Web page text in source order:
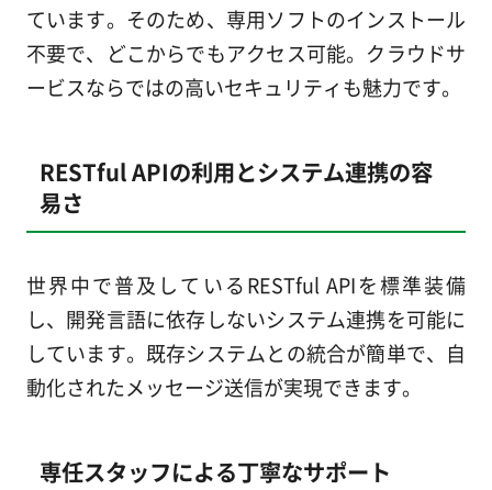
ています。そのため、専用ソフトのインストール
不要で、どこからでもアクセス可能。クラウドサ
ービスならではの高いセキュリティも魅力です。
RESTful APIの利用とシステム連携の容
易さ
世界中で普及しているRESTful APIを標準装備
し、開発言語に依存しないシステム連携を可能に
しています。既存システムとの統合が簡単で、自
動化されたメッセージ送信が実現できます。
専任スタッフによる丁寧なサポート